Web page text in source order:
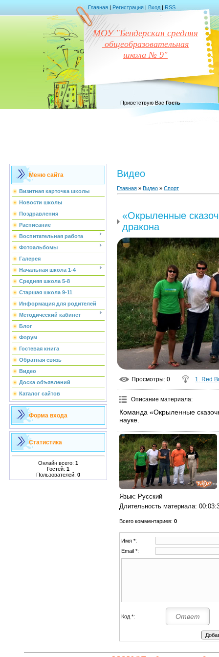
Главная | Регистрация | Вход | RSS
МОУ "Бендерская средняя
общеобразовательная
школа № 9"
Приветствую Вас Гость
Меню сайта
Визитная карточка школы
Новости школы
Поздравления
Расписание
Воспитательная работа
Фотоальбомы
Галерея
Начальная школа 1-4
Средняя школа 5-8
Старшая школа 9-11
Информация для родителей
Методический кабинет
Блог
Форум
Гостевая книга
Обратная связь
Видео
Доска объявлений
Каталог сайтов
Форма входа
Статистика
Онлайн всего: 1
Гостей: 1
Пользователей: 0
Видео
Главная » Видео » Спорт
«Окрыленные
дракона
Просмотры: 0 1. Red
Описание материала:
Команда «Окрыленные
науке.
Язык: Русский
Длительность материала:
Всего комментариев: 0
Имя *:
Email *:
Код *: